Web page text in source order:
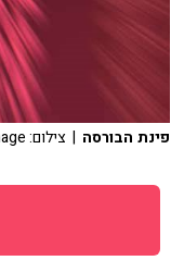
פינת הבורסה | צילום: Ingram Image